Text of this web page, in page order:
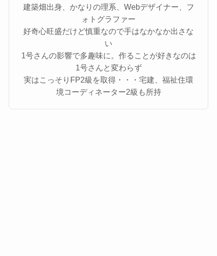
建築畑出身、かなりの理系、Webデザイナー、フ
ォトグラファー
好奇心旺盛だけど慎重なので手はなかなか出さな
い
1号さんの影響で多趣味に。作ることが好きなのは
1号さんと変わらず
実はこっそりFP2級を取得・・・宅建、福祉住環
境コーディネーター2級も所持